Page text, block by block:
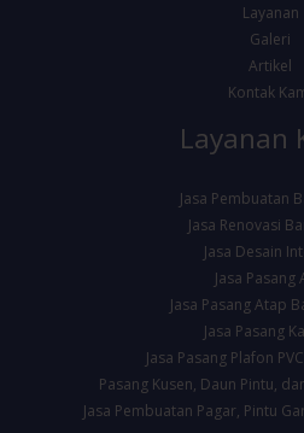
Layanan
Galeri
Artikel
Kontak
Layanan
Jasa Pembuatan
Jasa Renovasi
Jasa Desain
Jasa Pasang
Jasa Pasang Atap
Jasa Pasang
Jasa Pasang Plafon
Pasang Kusen, Daun Pintu,
Jasa Pembuatan Pagar, Pintu